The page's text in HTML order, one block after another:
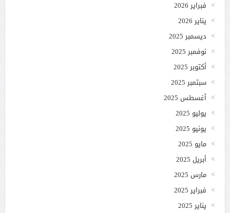
فبراير 2026
يناير 2026
ديسمبر 2025
نوفمبر 2025
أكتوبر 2025
سبتمبر 2025
أغسطس 2025
يوليو 2025
يونيو 2025
مايو 2025
أبريل 2025
مارس 2025
فبراير 2025
يناير 2025